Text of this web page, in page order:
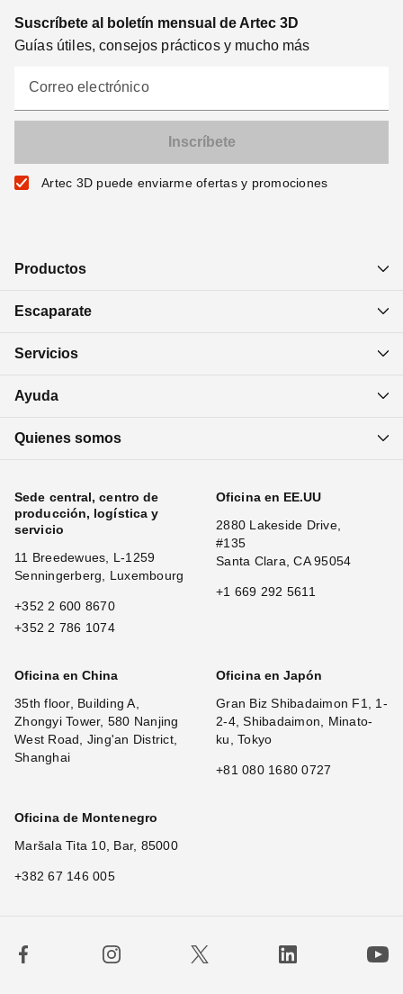
Suscríbete al boletín mensual de Artec 3D
Guías útiles, consejos prácticos y mucho más
Correo electrónico
Artec 3D puede enviarme ofertas y promociones
Productos
Escaparate
Servicios
Ayuda
Quienes somos
Sede central, centro de
producción, logística y
servicio
11 Breedewues, L-1259
Senningerberg, Luxembourg
+352 2 600 8670
+352 2 786 1074
Oficina en EE.UU
2880 Lakeside Drive,
#135
Santa Clara, CA 95054
+1 669 292 5611
Oficina en China
35th floor, Building A,
Zhongyi Tower, 580 Nanjing
West Road, Jing'an District,
Shanghai
Oficina en Japón
Gran Biz Shibadaimon F1, 1-
2-4, Shibadaimon, Minato-
ku, Tokyo
+81 080 1680 0727
Oficina de Montenegro
Maršala Tita 10, Bar, 85000
+382 67 146 005